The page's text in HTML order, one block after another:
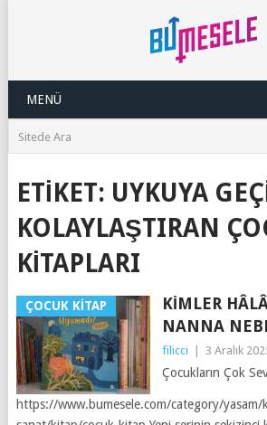
MENÜ
ETIKET: UYKUYA
KOLAYLAŞTIRAN
KITAPLARI
ÇOCUK KITAP
KIMLER
NANNA
filicci 3 Aralık
Çocukların Çok
https://www.bumesele.com/category/yasam/